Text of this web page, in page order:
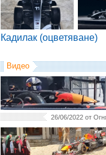
Кадилак (оцветяване)
Видео
26/06/2022 от